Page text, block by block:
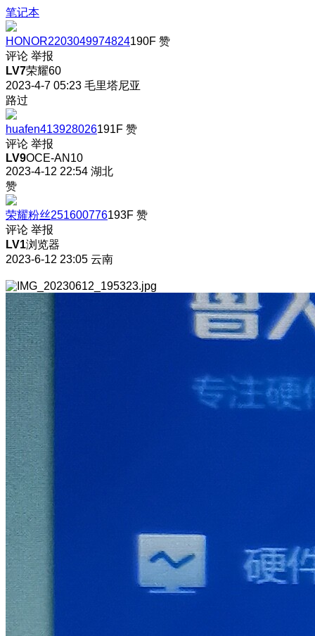
笔记本
HONOR2203049974824190F 赞
评论 举报
LV7荣耀60
2023-4-7 05:23 毛里塔尼亚
路过
huafen413928026191F 赞
评论 举报
LV9OCE-AN10
2023-4-12 22:54 湖北
赞
荣耀粉丝251600776193F 赞
评论 举报
LV1浏览器
2023-6-12 23:05 云南